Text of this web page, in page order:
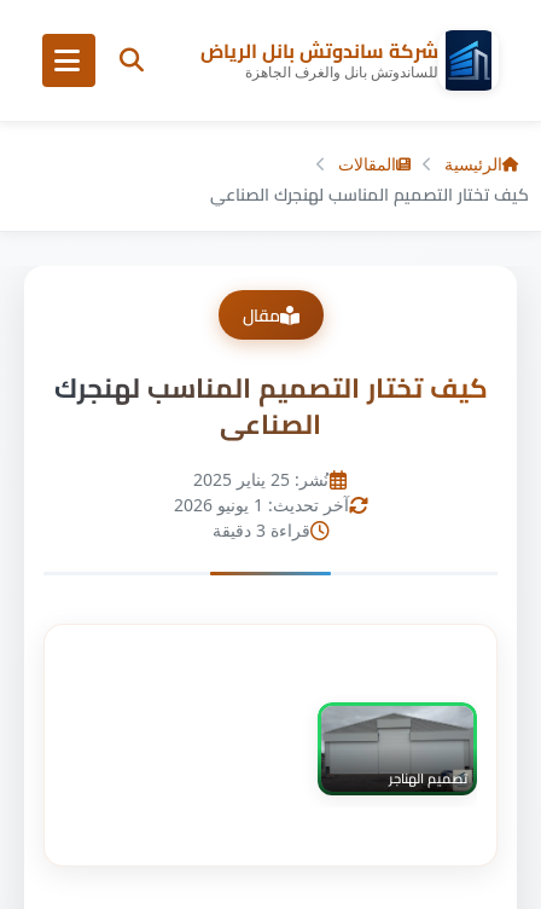
شركة ساندوتش بانل الرياض
للساندوتش بانل والغرف الجاهزة
الرئيسية
المقالات
كيف تختار التصميم المناسب لهنجرك الصناعي
مقال
كيف تختار التصميم المناسب لهنجرك
الصناعي
نُشر: 25 يناير 2025
آخر تحديث: 1 يونيو 2026
قراءة 3 دقيقة
تصميم الهناجر